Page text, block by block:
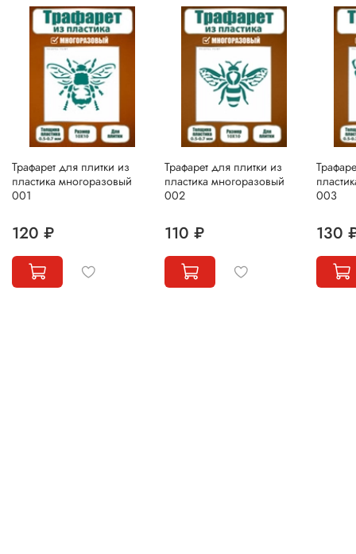
Трафарет для плитки из
пластика многоразовый
001
120 ₽
Трафарет для плитки из
пластика многоразовый
002
110 ₽
003
130